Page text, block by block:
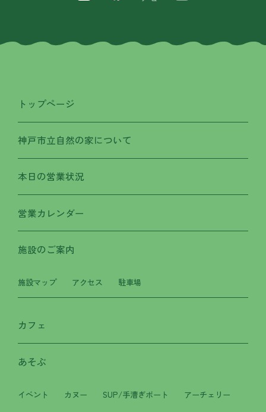
トップページ
神戸市立自然の家について
本日の営業状況
営業カレンダー
施設のご案内
施設マップ アクセス 駐車場
カフェ
あそぶ
イベント カヌー SUP/手漕ぎボート アーチェリー